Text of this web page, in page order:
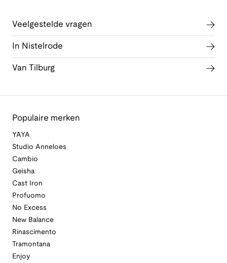
Veelgestelde vragen
In Nistelrode
Van Tilburg
Populaire merken
YAYA
Studio Anneloes
Cambio
Geisha
Cast Iron
Profuomo
No Excess
New Balance
Rinascimento
Tramontana
Enjoy